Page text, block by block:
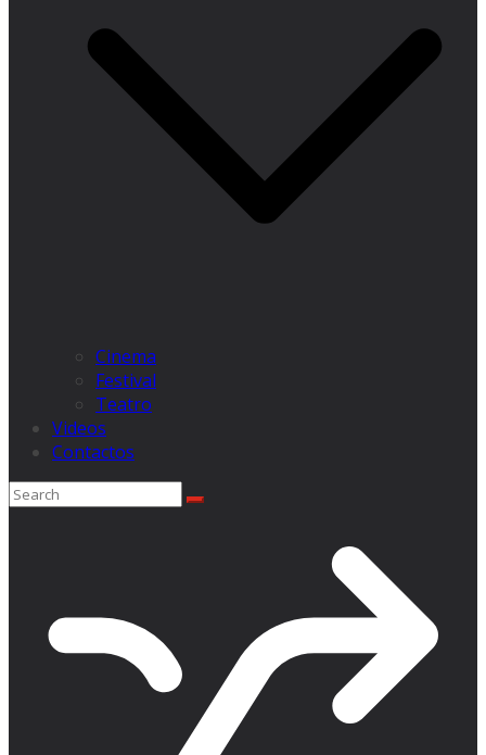
Cinema
Festival
Teatro
Videos
Contactos